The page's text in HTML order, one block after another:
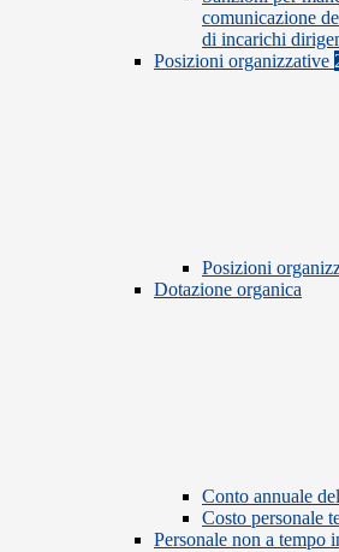
comunicazione
di incarichi
Posizioni organizzative
Posizioni
Dotazione organica
Conto annuale
Costo personale
Personale non a tempo